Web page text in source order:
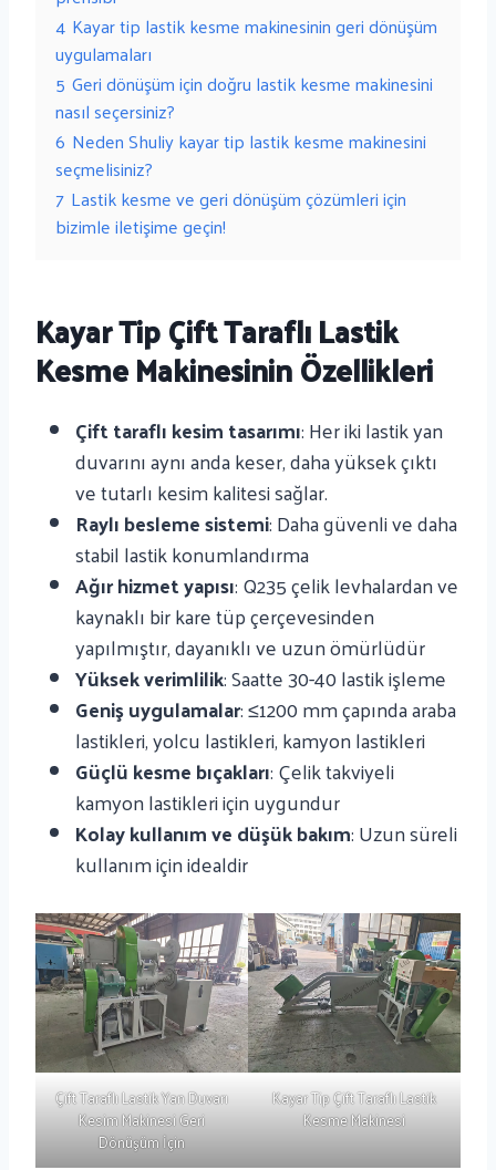
4 Kayar tip lastik kesme makinesinin geri dönüşüm
uygulamaları
5 Geri dönüşüm için doğru lastik kesme makinesini
nasıl seçersiniz?
6 Neden Shuliy kayar tip lastik kesme makinesini
seçmelisiniz?
7 Lastik kesme ve geri dönüşüm çözümleri için
bizimle iletişime geçin!
Kayar Tip Çift Taraflı Lastik
Kesme Makinesinin Özellikleri
Çift taraflı kesim tasarımı: Her iki lastik yan
duvarını aynı anda keser, daha yüksek çıktı
ve tutarlı kesim kalitesi sağlar.
Raylı besleme sistemi: Daha güvenli ve daha
stabil lastik konumlandırma
Ağır hizmet yapısı: Q235 çelik levhalardan ve
kaynaklı bir kare tüp çerçevesinden
yapılmıştır, dayanıklı ve uzun ömürlüdür
Yüksek verimlilik: Saatte 30-40 lastik işleme
Geniş uygulamalar: ≤1200 mm çapında araba
lastikleri, yolcu lastikleri, kamyon lastikleri
Güçlü kesme bıçakları: Çelik takviyeli
kamyon lastikleri için uygundur
Kolay kullanım ve düşük bakım: Uzun süreli
kullanım için idealdir
Çift Taraflı Lastik Yan Duvarı
Kesim Makinesi Geri
Dönüşüm İçin
Kayar Tip Çift Taraflı Lastik
Kesme Makinesi